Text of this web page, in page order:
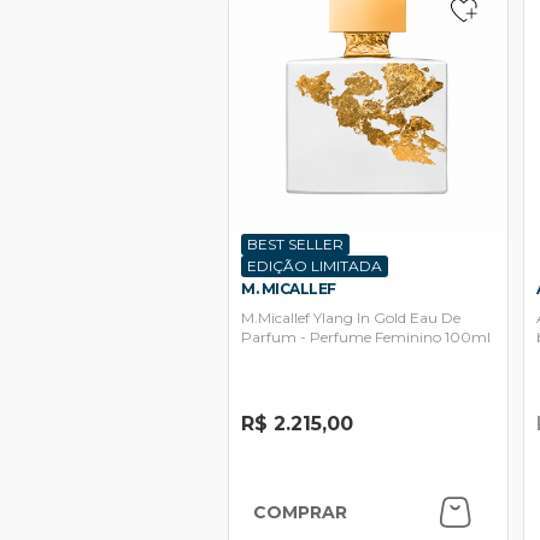
BEST SELLER
EDIÇÃO LIMITADA
M. MICALLEF
M.Micallef Ylang In Gold Eau De
Parfum - Perfume Feminino 100ml
R$ 2.215,00
COMPRAR